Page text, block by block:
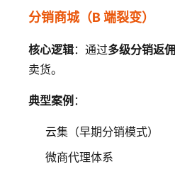
分销商城（B 端裂变）
核心逻辑：通过多级分销返佣
卖货。
典型案例 ：
云集（早期分销模式）
微商代理体系